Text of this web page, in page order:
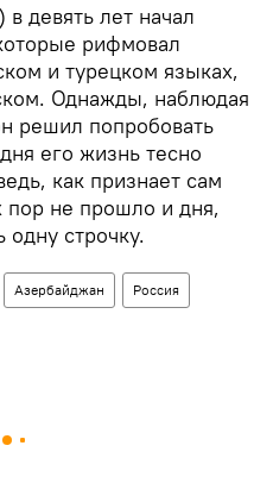
девять лет начал
рифмовал
и турецком языках,
Однажды, наблюдая
решил попробовать
его жизнь тесно
как признает сам
пор не прошло и дня,
одну строчку.
Азербайджан Россия